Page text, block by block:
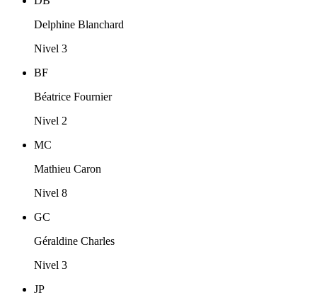
Delphine Blanchard
Nivel 3
BF
Béatrice Fournier
Nivel 2
MC
Mathieu Caron
Nivel 8
GC
Géraldine Charles
Nivel 3
JP